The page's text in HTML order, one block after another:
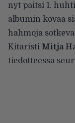
nyt paitsi 1.
albumin kovaa
hahmoja
Kitaristi Mitja
tiedotteessa